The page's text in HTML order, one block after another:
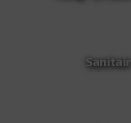
Sanitair